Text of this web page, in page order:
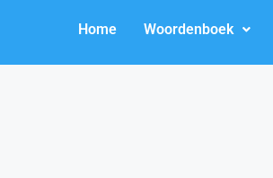
Home Woordenboek